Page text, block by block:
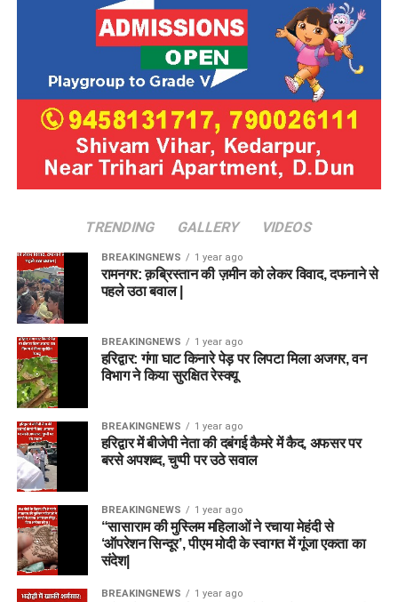
TRENDING GALLERY VIDEOS
BREAKINGNEWS 1 year ago
रामनगर: क़ब्रिस्तान की ज़मीन को लेकर विवाद, दफनाने से
पहले उठा बवाल |
BREAKINGNEWS 1 year ago
हरिद्वार: गंगा घाट किनारे पेड़ पर लिपटा मिला अजगर, वन
विभाग ने किया सुरक्षित रेस्क्यू
BREAKINGNEWS 1 year ago
हरिद्वार में बीजेपी नेता की दबंगई कैमरे में कैद, अफसर पर
बरसे अपशब्द, चुप्पी पर उठे सवाल
BREAKINGNEWS 1 year ago
“सासाराम की मुस्लिम महिलाओं ने रचाया मेहंदी से
‘ऑपरेशन सिन्दूर’, पीएम मोदी के स्वागत में गूंजा एकता का
संदेश|
BREAKINGNEWS 1 year ago